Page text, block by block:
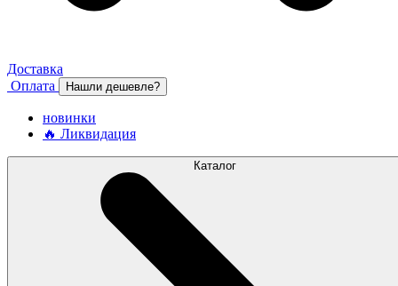
Доставка
Оплата
Нашли дешевле?
новинки
🔥 Ликвидация
Каталог